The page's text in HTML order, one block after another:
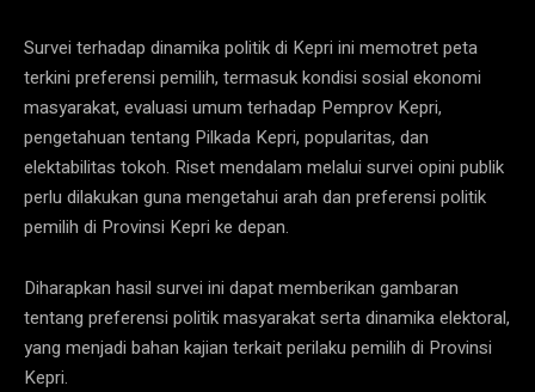
Survei terhadap dinamika politik di Kepri ini memotret peta
terkini preferensi pemilih, termasuk kondisi sosial ekonomi
masyarakat, evaluasi umum terhadap Pemprov Kepri,
pengetahuan tentang Pilkada Kepri, popularitas, dan
elektabilitas tokoh. Riset mendalam melalui survei opini publik
perlu dilakukan guna mengetahui arah dan preferensi politik
pemilih di Provinsi Kepri ke depan.
Diharapkan hasil survei ini dapat memberikan gambaran
tentang preferensi politik masyarakat serta dinamika elektoral,
yang menjadi bahan kajian terkait perilaku pemilih di Provinsi
Kepri.